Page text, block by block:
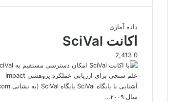
داده آماری
اکانت SciVal
0
سال ۲۰۰۹…